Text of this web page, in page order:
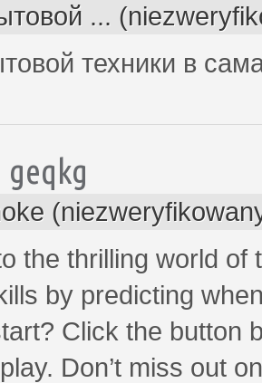
...
техники в
the thrilling world
by predicting
Click the button
Don’t miss out